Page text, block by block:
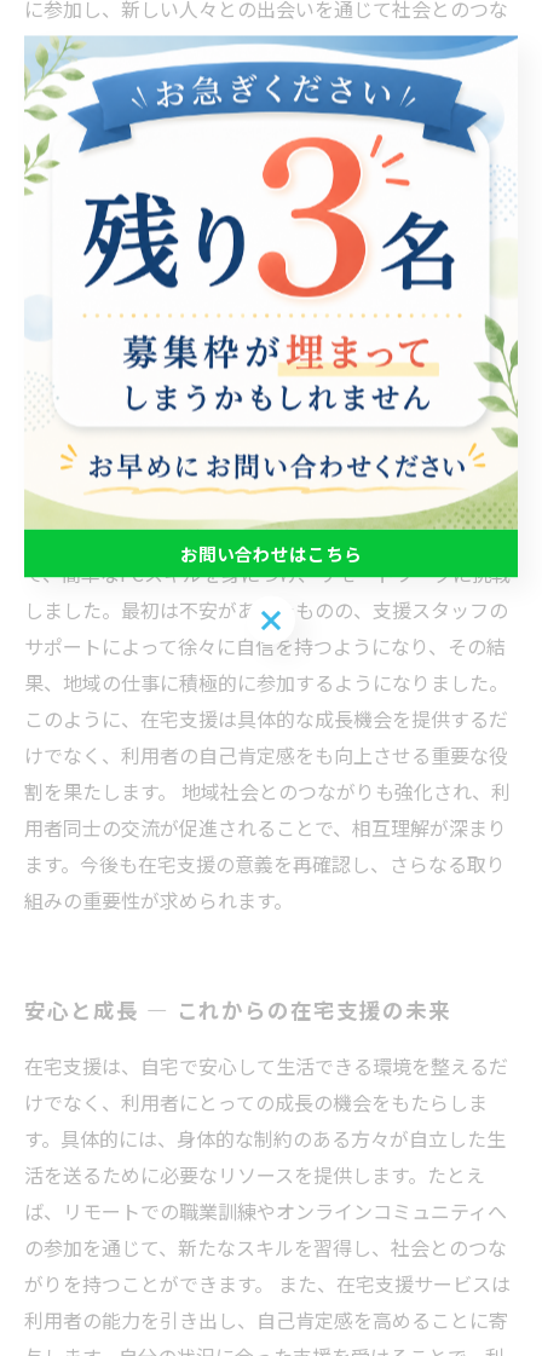
に参加し、新しい人々との出会いを通じて社会とのつな
がりを深めました。 こうした実例からも分かるように、
在宅支援は、利用者にとって自立した生活を促進するだ
けでなく、自己肯定感の向上や地域への参加を促す成長
の機会を提供しているのです。
自己肯定感を高めるための支援の重要性
在宅支援は、利用者の自己肯定感を高めるために極めて
重要です。特に就労支援の分野において、身体的な制約
を抱える方々が自宅で安心して活動できる環境を整える
ことは、彼らの自信を育む第一歩と言えます。この支援
を通じて、利用者は自立した生活を営むためのリソース
やスキルを習得し、自身の可能性を広げることができま
す。 例えば、ある利用者は在宅での支援を受けること
で、簡単なPCスキルを身につけ、リモートワークに挑戦
しました。最初は不安があったものの、支援スタッフの
サポートによって徐々に自信を持つようになり、その結
果、地域の仕事に積極的に参加するようになりました。
このように、在宅支援は具体的な成長機会を提供するだ
けでなく、利用者の自己肯定感をも向上させる重要な役
割を果たします。 地域社会とのつながりも強化され、利
用者同士の交流が促進されることで、相互理解が深まり
ます。今後も在宅支援の意義を再確認し、さらなる取り
組みの重要性が求められます。
安心と成長 — これからの在宅支援の未来
在宅支援は、自宅で安心して生活できる環境を整えるだ
けでなく、利用者にとっての成長の機会をもたらしま
す。具体的には、身体的な制約のある方々が自立した生
活を送るために必要なリソースを提供します。たとえ
ば、リモートでの職業訓練やオンラインコミュニティへ
の参加を通じて、新たなスキルを習得し、社会とのつな
がりを持つことができます。 また、在宅支援サービスは
利用者の能力を引き出し、自己肯定感を高めることに寄
お問い合わせはこちら
お問い合わせはこちら